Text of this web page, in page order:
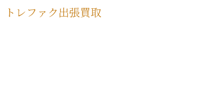
トレファク出張買取